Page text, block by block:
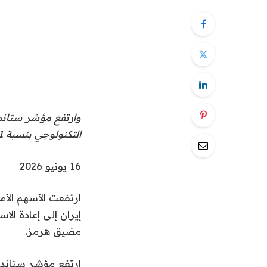
التكنولوجي بنسبة 3.1 في المائة.
ت
ا
ل
ن
16 يونيو 2026
ارتفعت الأسهم
إيران إلى إعادة
مضيق هرمز.